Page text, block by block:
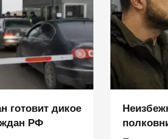
готовит дикое
РФ